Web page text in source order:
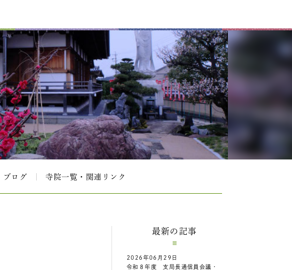
ブログ 寺院一覧・関連リンク
最新の記事
2026年06月29日
令和８年度 支局長通信員会議・